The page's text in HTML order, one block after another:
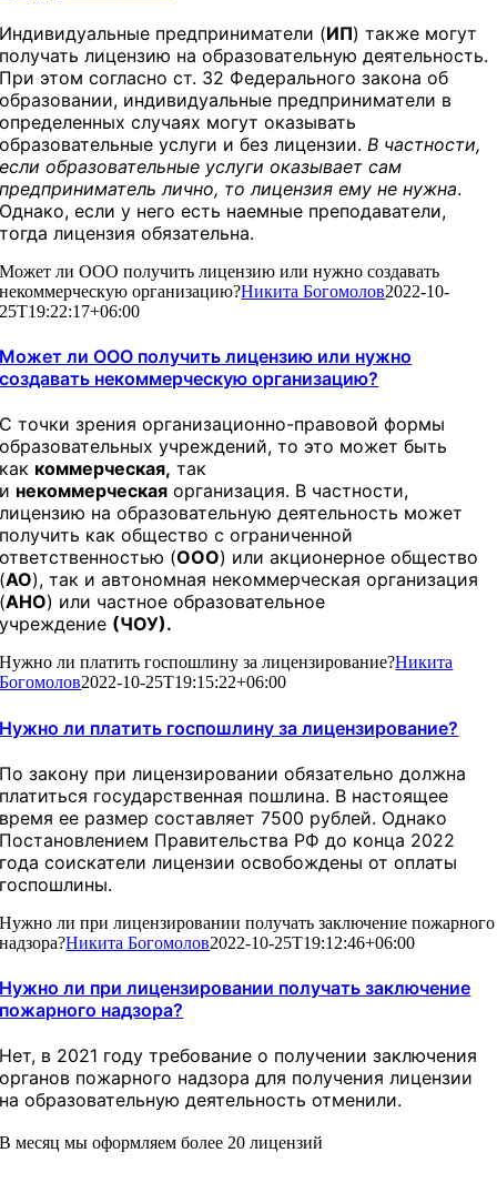
Индивидуальные предприниматели (ИП) также могут
получать лицензию на образовательную деятельность.
При этом согласно ст. 32 Федерального закона об
образовании, индивидуальные предприниматели в
определенных случаях могут оказывать
образовательные услуги и без лицензии. В частности,
если образовательные услуги оказывает сам
предприниматель лично, то лицензия ему не нужна.
Однако, если у него есть наемные преподаватели,
тогда лицензия обязательна.
Может ли ООО получить лицензию или нужно создавать
некоммерческую организацию?Никита Богомолов2022-10-
25T19:22:17+06:00
Может ли ООО получить лицензию или нужно
создавать некоммерческую организацию?
С точки зрения организационно-правовой формы
образовательных учреждений, то это может быть
как коммерческая, так
и некоммерческая организация. В частности,
лицензию на образовательную деятельность может
получить как общество с ограниченной
ответственностью (ООО) или акционерное общество
(АО), так и автономная некоммерческая организация
(АНО) или частное образовательное
учреждение (ЧОУ).
Нужно ли платить госпошлину за лицензирование?Никита
Богомолов2022-10-25T19:15:22+06:00
Нужно ли платить госпошлину за лицензирование?
По закону при лицензировании обязательно должна
платиться государственная пошлина. В настоящее
время ее размер составляет 7500 рублей. Однако
Постановлением Правительства РФ до конца 2022
года соискатели лицензии освобождены от оплаты
госпошлины.
Нужно ли при лицензировании получать заключение пожарного
надзора?Никита Богомолов2022-10-25T19:12:46+06:00
Нужно ли при лицензировании получать заключение
пожарного надзора?
Нет, в 2021 году требование о получении заключения
органов пожарного надзора для получения лицензии
на образовательную деятельность отменили.
В месяц мы оформляем более 20 лицензий